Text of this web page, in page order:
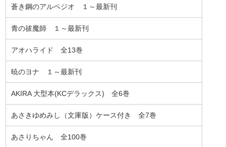
蒼き鋼のアルペジオ １～最新刊
青の祓魔師 １～最新刊
アオハライド 全13巻
暁のヨナ １～最新刊
AKIRA 大型本(KCデラックス) 全6巻
あさきゆめみし（文庫版）ケース付き 全7巻
あさりちゃん 全100巻